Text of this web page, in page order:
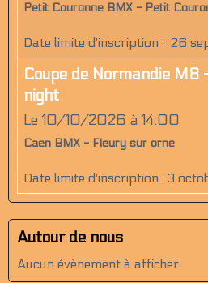
Petit Couronne BMX - Petit
Date limite d'inscription : 26
Coupe de Normandie M8
night
Le 10/10/2026 à 14:00
Caen BMX - Fleury sur orne
Date limite d'inscription : 3
Autour de nous
Aucun évènement à afficher.